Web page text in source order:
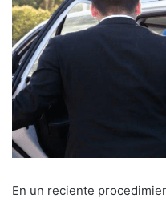
En un reciente